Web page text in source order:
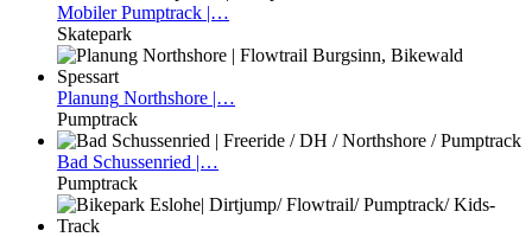
MobilerPumptrack |…
Skatepark
Planung Northshore |…
Pumptrack
Bad Schussenried |…
Pumptrack